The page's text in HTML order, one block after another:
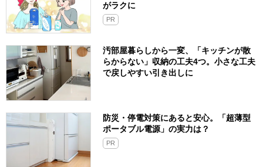
がラクに
PR
汚部屋暮らしから一変、「キッチンが散
らからない」収納の工夫4つ。小さな工夫
で戻しやすい引き出しに
防災・停電対策にあると安心。「超薄型
ポータブル電源」の実力は？​
PR